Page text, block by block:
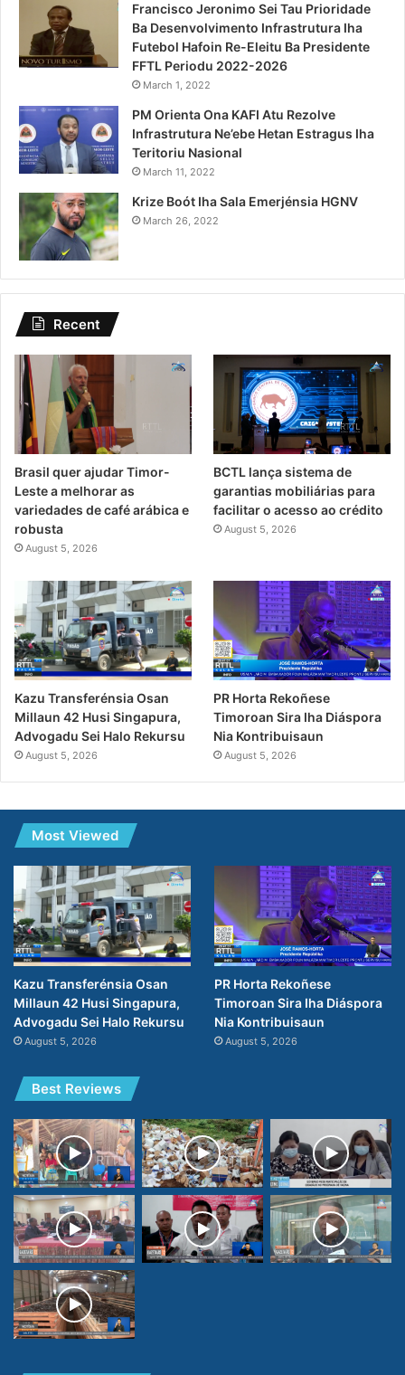
Francisco Jeronimo Sei Tau Prioridade
Ba Desenvolvimento Infrastrutura Iha
Futebol Hafoin Re-Eleitu Ba Presidente
FFTL Periodu 2022-2026
March 1, 2022
PM Orienta Ona KAFI Atu Rezolve
Infrastrutura Ne’ebe Hetan Estragus Iha
Teritoriu Nasional
March 11, 2022
Krize Boót Iha Sala Emerjénsia HGNV
March 26, 2022
Recent
Brasil quer ajudar Timor-
Leste a melhorar as
variedades de café arábica e
robusta
August 5, 2026
BCTL lança sistema de
garantias mobiliárias para
facilitar o acesso ao crédito
August 5, 2026
Kazu Transferénsia Osan
Millaun 42 Husi Singapura,
Advogadu Sei Halo Rekursu
August 5, 2026
PR Horta Rekoñese
Timoroan Sira Iha Diáspora
Nia Kontribuisaun
August 5, 2026
Most Viewed
Kazu Transferénsia Osan
Millaun 42 Husi Singapura,
Advogadu Sei Halo Rekursu
August 5, 2026
PR Horta Rekoñese
Timoroan Sira Iha Diáspora
Nia Kontribuisaun
August 5, 2026
Best Reviews